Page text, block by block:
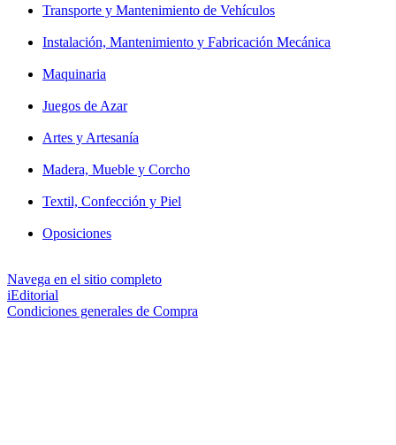
Transporte y Mantenimiento de Vehículos
Instalación, Mantenimiento y Fabricación Mecánica
Maquinaria
Juegos de Azar
Artes y Artesanía
Madera, Mueble y Corcho
Textil, Confección y Piel
Oposiciones
Navega en el sitio completo
iEditorial
Condiciones generales de Compra